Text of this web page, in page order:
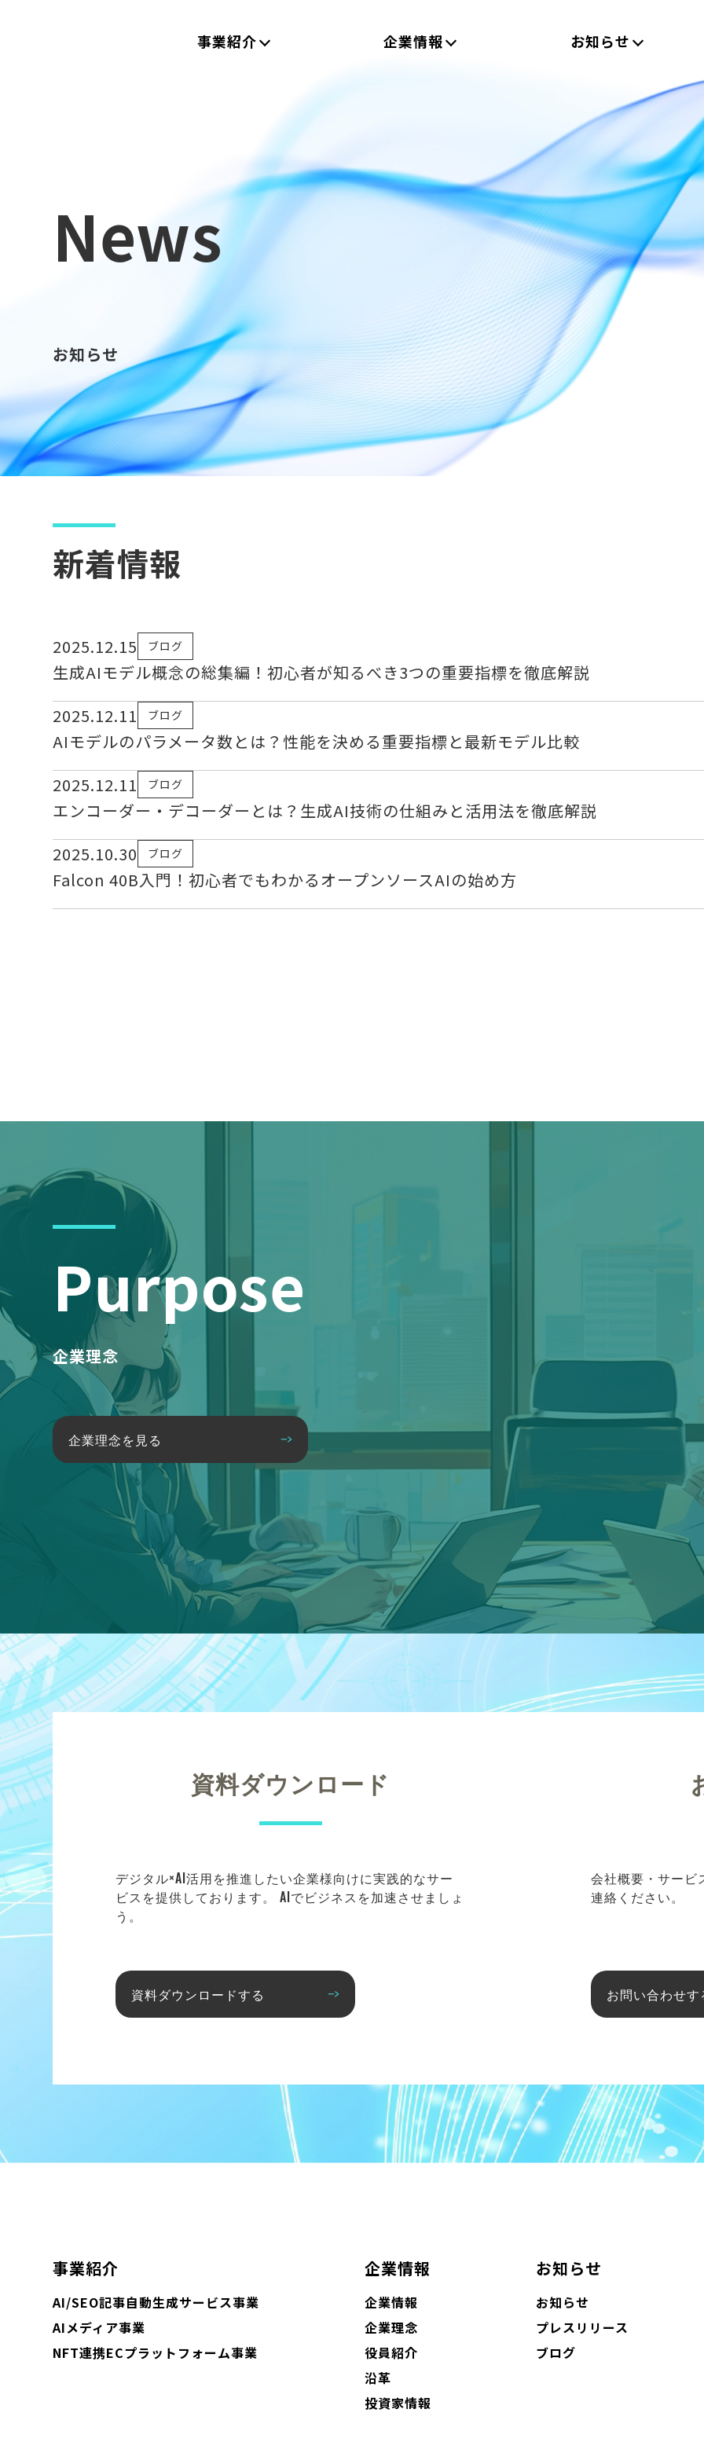
事業紹介 企業情報 お知らせ
News
お知らせ
新着情報
2025.12.15 ブログ
生成AIモデル概念の総集編！初心者が知るべき3つの重要指標を徹底解説
2025.12.11
ブログ
AIモデルのパラメータ数とは？性能を決める重要指標と最新モデル比較
2025.12.11
ブログ
エンコーダー・デコーダーとは？生成AI技術の仕組みと活用法を徹底解説
2025.10.30
ブログ
Falcon 40B入門！初心者でもわかるオープンソースAIの始め方
Purpose
企業理念
企業理念を見る
資料ダウンロード
デジタル×AI活用を推進したい企業様向けに実践的なサー
ビスを提供しております。 AIでビジネスを加速させましょ
う。
資料ダウンロードする
会社概要・サービ
連絡ください。
お問い合わせす
事業紹介
AI/SEO記事自動生成サービス事業
AIメディア事業
NFT連携ECプラットフォーム事業
企業情報
企業情報
企業理念
役員紹介
沿革
投資家情報
お知らせ
お知らせ
プレスリリース
ブログ